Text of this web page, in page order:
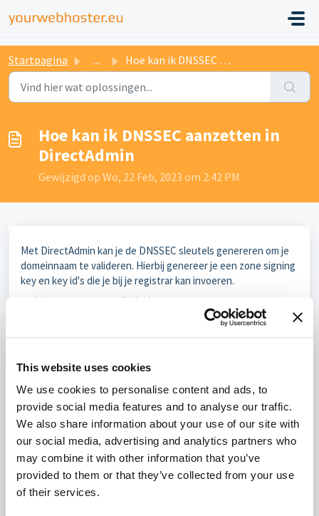
This website uses cookies
We use cookies to personalise content and ads, to
provide social media features and to analyse our traffic.
We also share information about your use of our site with
our social media, advertising and analytics partners who
may combine it with other information that you’ve
provided to them or that they’ve collected from your use
of their services.
Startpagina ... Hoe kan ik DNSSEC aanzetten in DirectAdmin
Hoe kan ik DNSSEC aanzetten in
DirectAdmin
Gewijzigd op Wo, 22 Feb, 2023 om 2:42 PM
Met DirectAdmin kan je de DNSSEC sleutels genereren om je
domeinnaam te valideren. Hierbij genereer je een zone signing
key en key id's die je bij je registrar kan invoeren.
Navigeer naar de DNS Manager.
Klik op Sign
DNSSEC zal binnen 24 uur actief zijn. Je kan
informatie vinden over het instellen van DNSSEC voor je
domeinnaam .
Was dit artikel nuttig?